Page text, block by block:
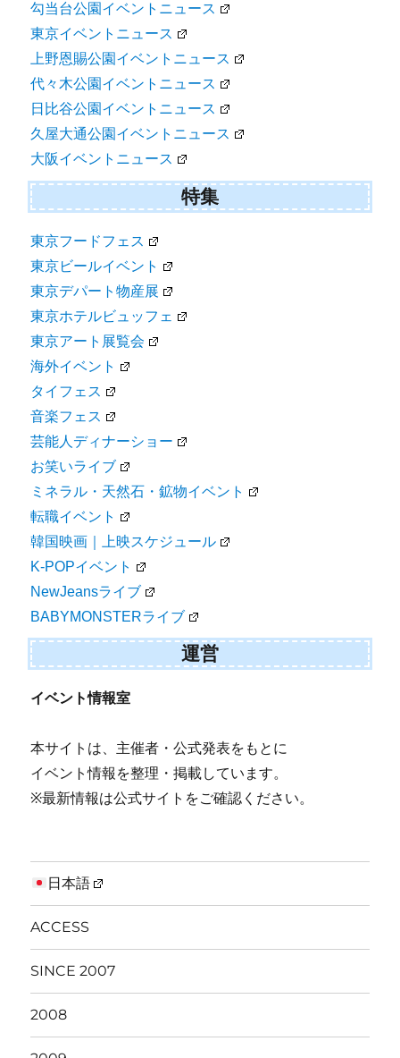
勾当台公園イベントニュース
東京イベントニュース
上野恩賜公園イベントニュース
代々木公園イベントニュース
日比谷公園イベントニュース
久屋大通公園イベントニュース
大阪イベントニュース
特集
東京フードフェス
東京ビールイベント
東京デパート物産展
東京ホテルビュッフェ
東京アート展覧会
海外イベント
タイフェス
音楽フェス
芸能人ディナーショー
お笑いライブ
ミネラル・天然石・鉱物イベント
転職イベント
韓国映画｜上映スケジュール
K-POPイベント
NewJeansライブ
BABYMONSTERライブ
運営
イベント情報室
本サイトは、主催者・公式発表をもとに
イベント情報を整理・掲載しています。
※最新情報は公式サイトをご確認ください。
日本語
ACCESS
SINCE 2007
2008